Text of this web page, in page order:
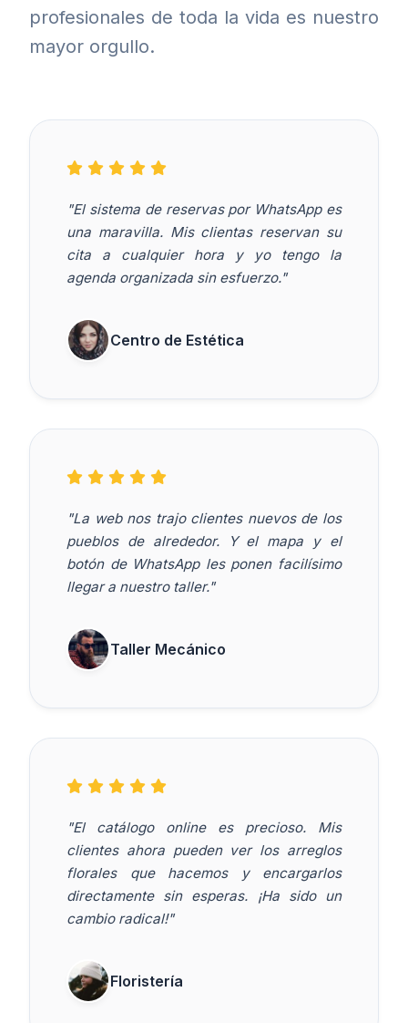
profesionales de toda la vida es nuestro
mayor orgullo.
"El sistema de reservas por WhatsApp es
una maravilla. Mis clientas reservan su
cita a cualquier hora y yo tengo la
agenda organizada sin esfuerzo."
Centro de Estética
"La web nos trajo clientes nuevos de los
pueblos de alrededor. Y el mapa y el
botón de WhatsApp les ponen facilísimo
llegar a nuestro taller."
Taller Mecánico
"El catálogo online es precioso. Mis
clientes ahora pueden ver los arreglos
florales que hacemos y encargarlos
directamente sin esperas. ¡Ha sido un
cambio radical!"
Floristería